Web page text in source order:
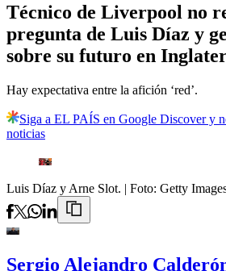
Técnico de Liverpool no
pregunta de Luis Díaz y
sobre su futuro en
Hay expectativa entre la afición ‘red’.
Siga a EL PAÍS en Google Discover y
noticias
Luis Díaz y Arne Slot. | Foto: Getty
Sergio Alejandro